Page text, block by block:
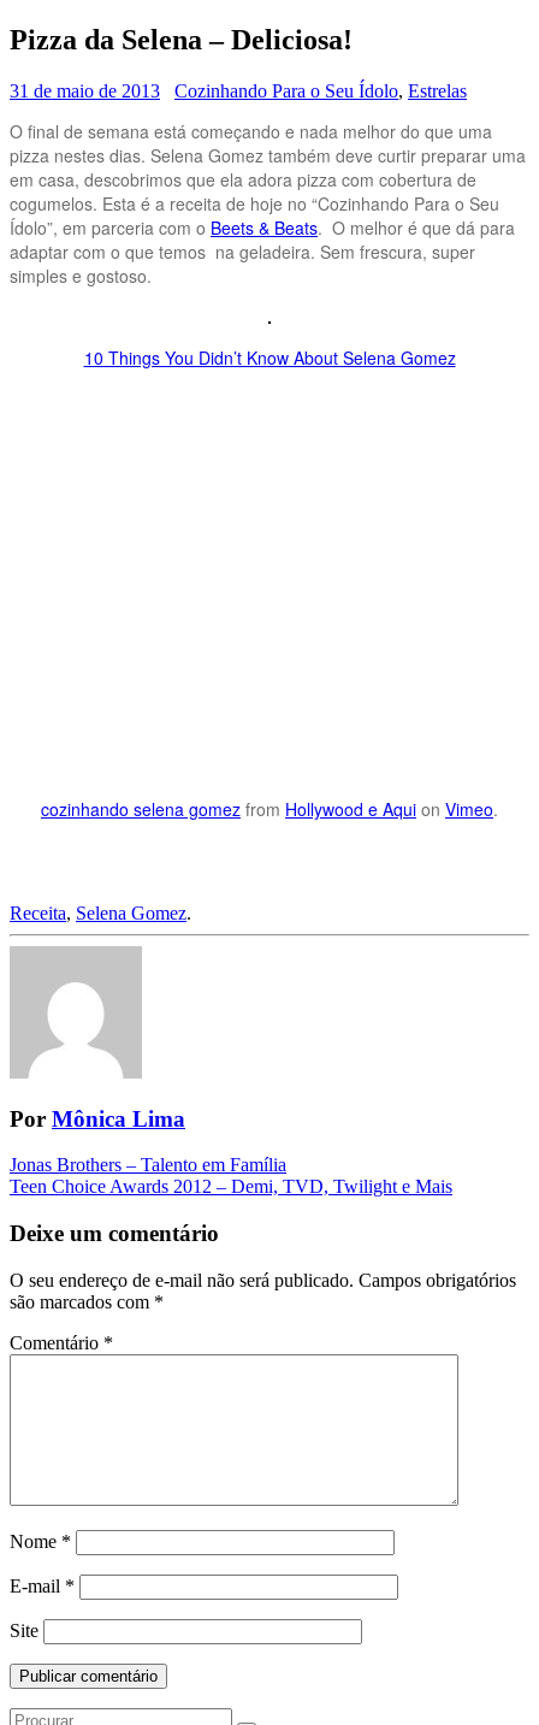
Pizza da Selena – Deliciosa!
31 de maio de 2013 Cozinhando Para o Seu Ídolo, Estrelas
O final de semana está começando e nada melhor do que uma
pizza nestes dias. Selena Gomez também deve curtir preparar uma
em casa, descobrimos que ela adora pizza com cobertura de
cogumelos. Esta é a receita de hoje no “Cozinhando Para o Seu
Ídolo”, em parceria com o Beets & Beats. O melhor é que dá para
adaptar com o que temos na geladeira. Sem frescura, super
simples e gostoso.
10 Things You Didn’t Know About Selena Gomez
cozinhando selena gomez from Hollywood e Aqui on Vimeo.
Receita, Selena Gomez.
Por Mônica Lima
Navegação
da
Postagem
Jonas Brothers – Talento em Família
Teen Choice Awards 2012 – Demi, TVD, Twilight e Mais
Deixe um comentário
O seu endereço de e-mail não será publicado. Campos obrigatórios
são marcados com *
Comentário *
Nome *
E-mail *
Site
Search